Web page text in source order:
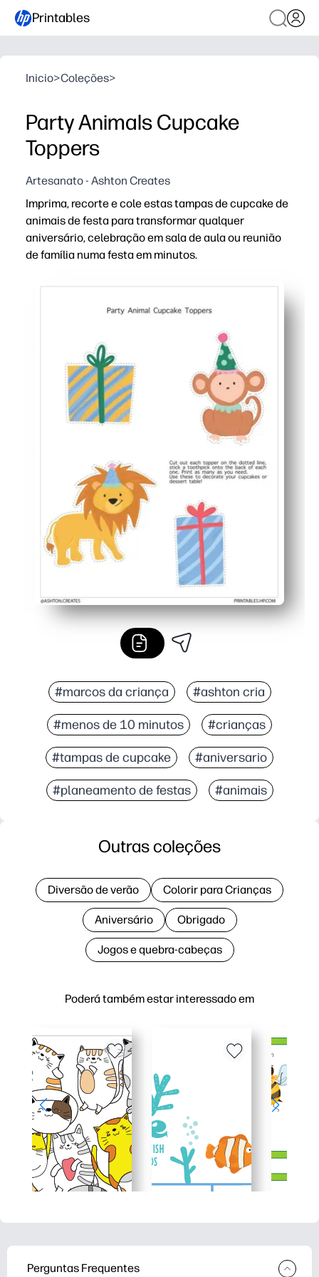
Printables
Inicio>Coleções>
Party Animals Cupcake
Toppers
Artesanato - Ashton Creates
Imprima, recorte e cole estas tampas de cupcake de
animais de festa para transformar qualquer
aniversário, celebração em sala de aula ou reunião
de família numa festa em minutos.
Pronto em minutos - basta imprimir em cartolina,
A arte de animais de festa que agrada às crianças
Uso flexível - cupcakes de topo, lanches de espeto,
Atualização fácil - eleva instantaneamente cupcakes
#marcos da criança #ashton cria
#menos de 10 minutos #crianças
#tampas de cupcake #aniversario
#planeamento de festas #animais
Poderá também estar interessado em
Outras coleções
Diversão de verão Colorir para Crianças
Aniversário Obrigado
Jogos e quebra-cabeças
Perguntas Frequentes